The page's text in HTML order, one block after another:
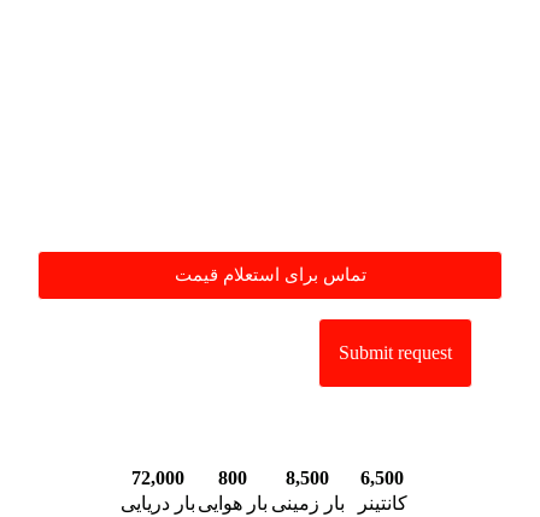
تماس برای استعلام قیمت
72,000
بار دریایی
800
بار هوایی
8,500
بار زمینی
6,500
کانتینر